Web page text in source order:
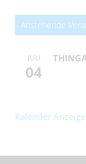
Anstehende
JULI
04
Kalender